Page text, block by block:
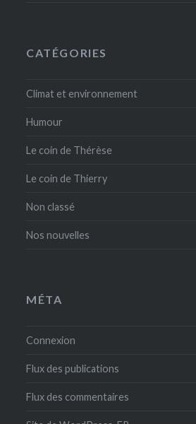
CATÉGORIES
Climat et environnement
Humour
Le coin de Thérèse
Le coin de Thierry
Non classé
Nos nouvelles
MÉTA
Connexion
Flux des publications
Flux des commentaires